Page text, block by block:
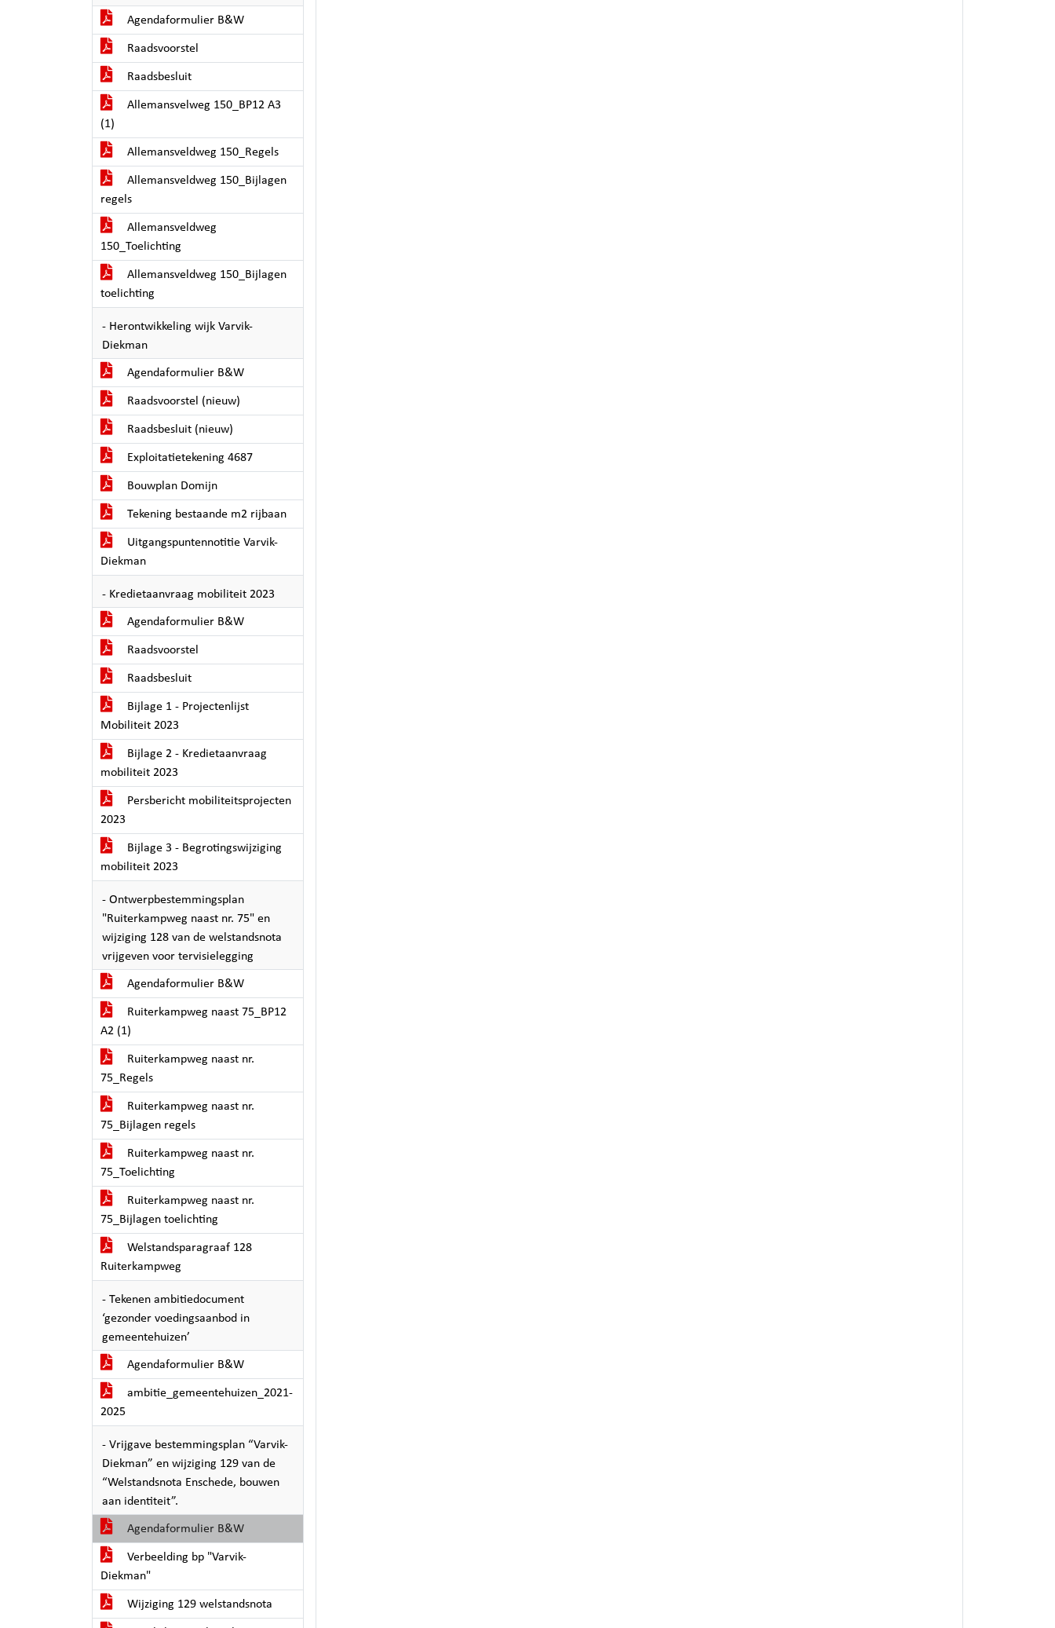
Agendaformulier B&W
Raadsvoorstel
Raadsbesluit
Allemansvelweg 150_BP12 A3
(1)
Allemansveldweg 150_Regels
Allemansveldweg 150_Bijlagen
regels
Allemansveldweg
150_Toelichting
Allemansveldweg 150_Bijlagen
toelichting
- Herontwikkeling wijk Varvik-
Diekman
Agendaformulier B&W
Raadsvoorstel (nieuw)
Raadsbesluit (nieuw)
Exploitatietekening 4687
Bouwplan Domijn
Tekening bestaande m2 rijbaan
Uitgangspuntennotitie Varvik-
Diekman
- Kredietaanvraag mobiliteit 2023
Agendaformulier B&W
Raadsvoorstel
Raadsbesluit
Bijlage 1 - Projectenlijst
Mobiliteit 2023
Bijlage 2 - Kredietaanvraag
mobiliteit 2023
Persbericht mobiliteitsprojecten
2023
Bijlage 3 - Begrotingswijziging
mobiliteit 2023
- Ontwerpbestemmingsplan
"Ruiterkampweg naast nr. 75" en
wijziging 128 van de welstandsnota
vrijgeven voor tervisielegging
Agendaformulier B&W
Ruiterkampweg naast 75_BP12
A2 (1)
Ruiterkampweg naast nr.
75_Regels
Ruiterkampweg naast nr.
75_Bijlagen regels
Ruiterkampweg naast nr.
75_Toelichting
Ruiterkampweg naast nr.
75_Bijlagen toelichting
Welstandsparagraaf 128
Ruiterkampweg
- Tekenen ambitiedocument
‘gezonder voedingsaanbod in
gemeentehuizen’
Agendaformulier B&W
ambitie_gemeentehuizen_2021-
2025
- Vrijgave bestemmingsplan “Varvik-
Diekman” en wijziging 129 van de
“Welstandsnota Enschede, bouwen
aan identiteit”.
Agendaformulier B&W
Verbeelding bp "Varvik-
Diekman"
Wijziging 129 welstandsnota